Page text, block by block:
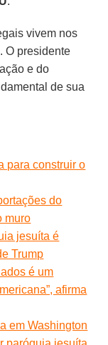
vivem nos
. O presidente
e do
de sua
para construir o
do
muro
jesuíta é
Trump
é um
afirma
em Washington